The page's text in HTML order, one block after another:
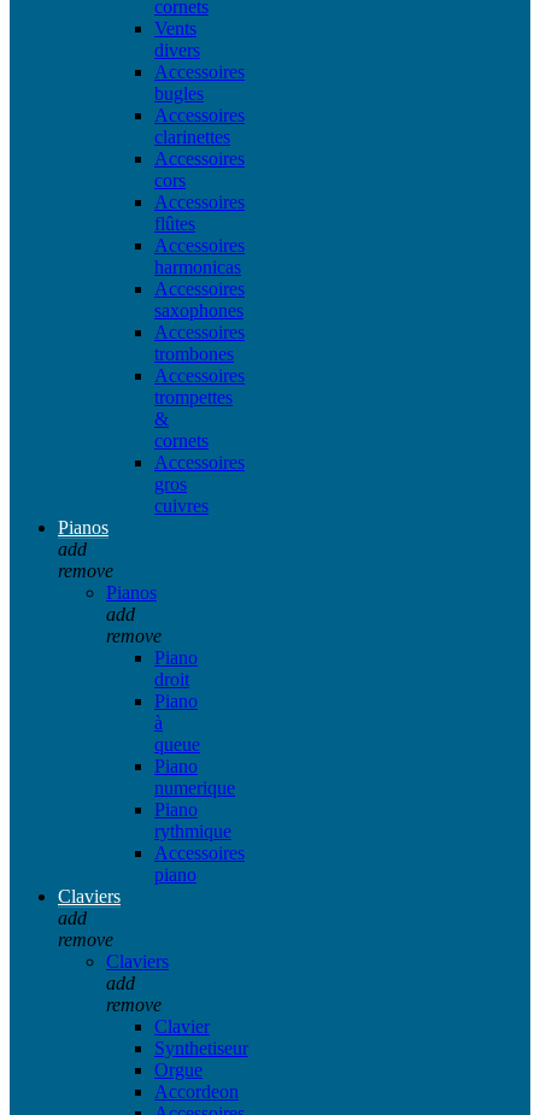
cornets
Vents
divers
Accessoires
bugles
Accessoires
clarinettes
Accessoires
cors
Accessoires
flûtes
Accessoires
harmonicas
Accessoires
saxophones
Accessoires
trombones
Accessoires
trompettes
&
cornets
Accessoires
gros
cuivres
Pianos
add
remove
Pianos
add
remove
Piano
droit
Piano
à
queue
Piano
numerique
Piano
rythmique
Accessoires
piano
Claviers
add
remove
Claviers
add
remove
Clavier
Synthetiseur
Orgue
Accordeon